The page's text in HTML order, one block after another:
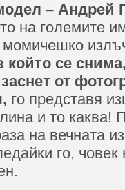
– Андрей
на големите
момичешко
който се
от
го представя
и то каква!
на вечната
го, човек